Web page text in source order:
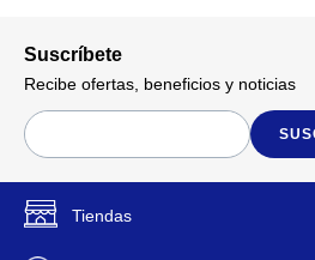
Auto Apagado Si
Suscríbete
Recibe ofertas, beneficios y noticias
Tiendas